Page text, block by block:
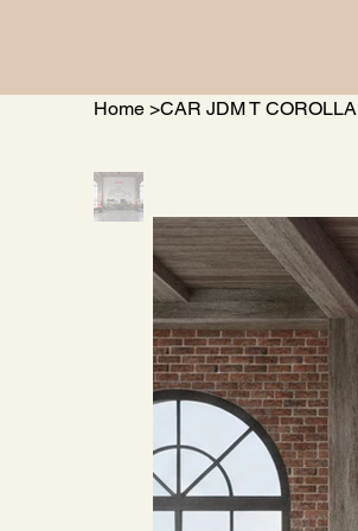
Home >CAR JDM T COROLLA